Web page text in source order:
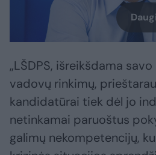
„LŠDPS, išreikšdama
vadovų rinkimų,
kandidatūrai tiek dėl jo
netinkamai paruoštus
galimų nekompetencijų,